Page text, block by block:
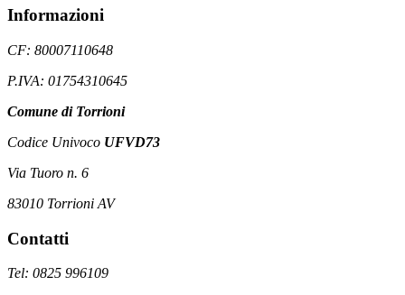
Informazioni
CF: 80007110648
P.IVA: 01754310645
Comune di Torrioni
Codice Univoco UFVD73
Via Tuoro n. 6
83010 Torrioni AV
Contatti
Tel: 0825 996109